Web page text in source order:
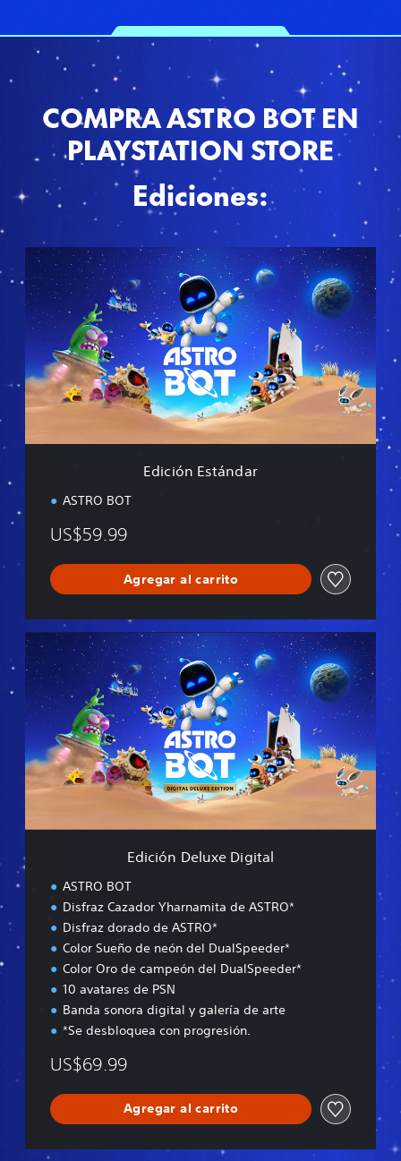
COMPRA ASTRO BOT EN
PLAYSTATION STORE
Ediciones:
c
E
s
t
n
Edición Estándar
ASTRO BOT
US$59.99
Agregar al carrito
E
d
i
i
ó
D
e
x
Edición Deluxe Digital
ASTRO BOT
Disfraz Cazador Yharnamita de ASTRO*
Disfraz dorado de ASTRO*
Color Sueño de neón del DualSpeeder*
Color Oro de campeón del DualSpeeder*
10 avatares de PSN
Banda sonora digital y galería de arte
*Se desbloquea con progresión.
US$69.99
Agregar al carrito